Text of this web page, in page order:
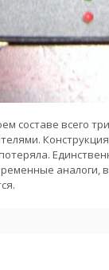
составе всего
аналоги,